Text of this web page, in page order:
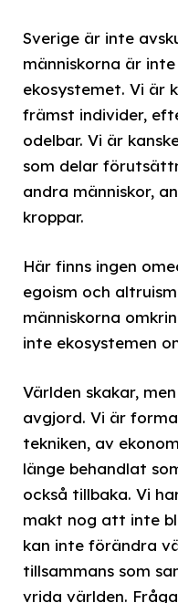
Sverige är inte
människorna är
ekosystemet. Vi är
främst individer,
odelbar. Vi är
som delar
andra människor,
kroppar.
Här finns ingen
egoism och
människorna
inte ekosystemen
Världen skakar,
avgjord. Vi är
tekniken, av
länge behandlat
också tillbaka. Vi
makt nog att inte
kan inte förändra
tillsammans som
vrida världen.